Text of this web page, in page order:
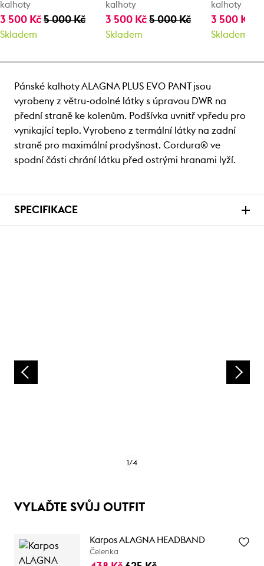
kalhoty
3 500 Kč 5 000 Kč
Skladem
kalhoty
3 500 Kč5 000 Kč
Skladem
kalhoty
3 500 Kč
Skladem
Pánské kalhoty ALAGNA PLUS EVO PANT jsou
vyrobeny z větru-odolné látky s úpravou DWR na
přední straně ke kolenům. Podšívka uvnitř vpředu pro
vynikající teplo. Vyrobeno z termální látky na zadní
straně pro maximální prodyšnost. Cordura® ve
spodní části chrání látku před ostrými hranami lyží.
SPECIFIKACE
1/4
VYLAĎTE SVŮJ OUTFIT
Karpos ALAGNA HEADBAND
Čelenka